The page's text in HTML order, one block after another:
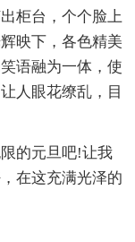
柜台，个个脸上
映下，各色精美
语融为一体，使
人眼花缭乱，目
的元旦吧!让我
在这充满光泽的